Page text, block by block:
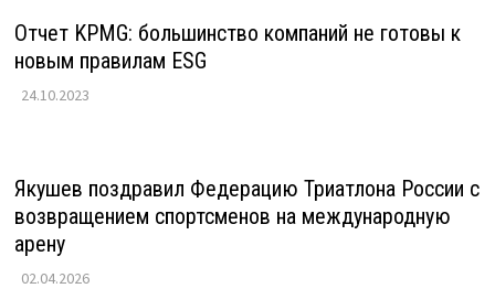
Отчет KPMG: большинство компаний не готовы к
новым правилам ESG
24.10.2023
Якушев поздравил Федерацию Триатлона России с
возвращением спортсменов на международную
арену
02.04.2026